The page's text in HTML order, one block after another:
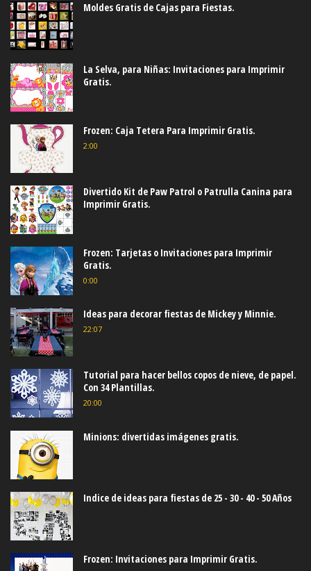
Moldes Gratis de Cajas para Fiestas.
La Selva, para Niñas: Invitaciones para Imprimir
Gratis.
Frozen: Caja Tetera Para Imprimir Gratis.
2:00
Divertido Kit de Paw Patrol o Patrulla Canina para
Imprimir Gratis.
Frozen: Tarjetas o Invitaciones para Imprimir
Gratis.
0:00
Ideas para decorar fiestas de Mickey y Minnie.
22:07
Tutorial para hacer bellos copos de nieve, de papel.
Con 34 Plantillas.
20:00
Minions: divertidas imágenes gratis.
Indice de ideas para fiestas de 25 - 30 - 40 - 50 Años
Frozen: Invitaciones para Imprimir Gratis.